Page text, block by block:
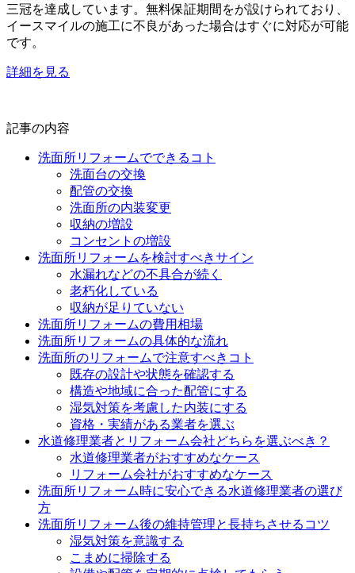
三冠を達成しています。無料保証期間をが設けられており、
イースマイルの施工に不良があった場合はすぐに対応が可能
です。
詳細を見る
記事の内容
洗面所リフォームでできるコト
洗面台の交換
配管の交換
洗面所の内装変更
収納の増設
コンセントの増設
洗面所リフォームを検討すべきサイン
水漏れなどの不具合が続く
老朽化している
収納が足りていない
洗面所リフォームの費用相場
洗面所リフォームの具体的な流れ
洗面所のリフォームで注意すべきコト
既存の設計や状態を確認する
構造や地域に合った配管にする
湿気対策を考慮した内装にする
資格・実績がある業者を選ぶ
水道修理業者とリフォーム会社どちらを選ぶべき？
水道修理業者がおすすめなケース
リフォーム会社がおすすめなケース
洗面所リフォーム時に安心できる水道修理業者の選び
方
洗面所リフォーム後の維持管理と長持ちさせるコツ
湿気対策を意識する
こまめに掃除する